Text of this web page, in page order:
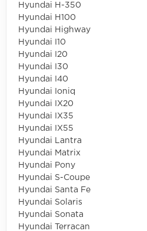
Hyundai H-350
Hyundai H100
Hyundai Highway
Hyundai I10
Hyundai I20
Hyundai I30
Hyundai I40
Hyundai Ioniq
Hyundai IX20
Hyundai IX35
Hyundai IX55
Hyundai Lantra
Hyundai Matrix
Hyundai Pony
Hyundai S-Coupe
Hyundai Santa Fe
Hyundai Solaris
Hyundai Sonata
Hyundai Terracan